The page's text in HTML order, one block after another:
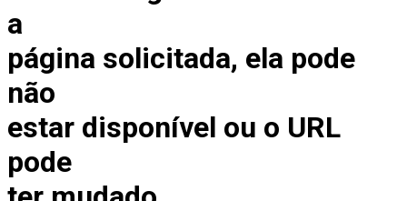
a
página solicitada, ela pode
não
estar disponível ou o URL
pode